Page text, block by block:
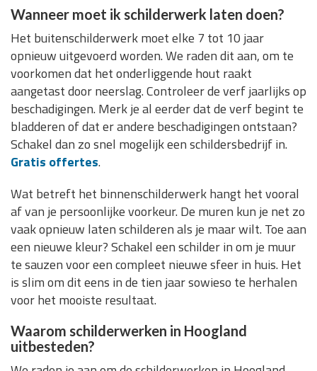
Wanneer moet ik schilderwerk laten doen?
Het buitenschilderwerk moet elke 7 tot 10 jaar
opnieuw uitgevoerd worden. We raden dit aan, om te
voorkomen dat het onderliggende hout raakt
aangetast door neerslag. Controleer de verf jaarlijks op
beschadigingen. Merk je al eerder dat de verf begint te
bladderen of dat er andere beschadigingen ontstaan?
Schakel dan zo snel mogelijk een schildersbedrijf in.
Gratis offertes.
Wat betreft het binnenschilderwerk hangt het vooral
af van je persoonlijke voorkeur. De muren kun je net zo
vaak opnieuw laten schilderen als je maar wilt. Toe aan
een nieuwe kleur? Schakel een schilder in om je muur
te sauzen voor een compleet nieuwe sfeer in huis. Het
is slim om dit eens in de tien jaar sowieso te herhalen
voor het mooiste resultaat.
Waarom schilderwerken in Hoogland
uitbesteden?